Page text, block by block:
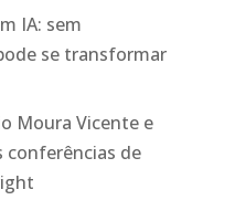
IA: sem
se transformar
Moura Vicente e
conferências de